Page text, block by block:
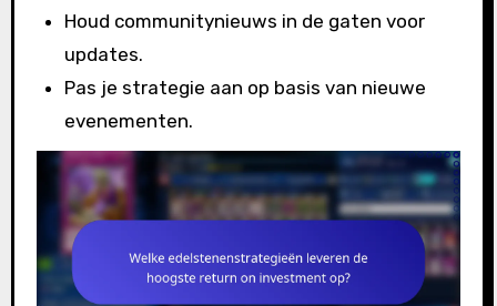
Houd communitynieuws in de gaten voor
updates.
Pas je strategie aan op basis van nieuwe
evenementen.